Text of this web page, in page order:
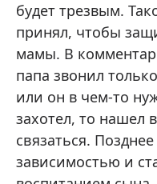
будет трезвым.
принял, чтобы
мамы. В
папа звонил
или он в чем-то
захотел, то нашел
связаться.
зависимостью и